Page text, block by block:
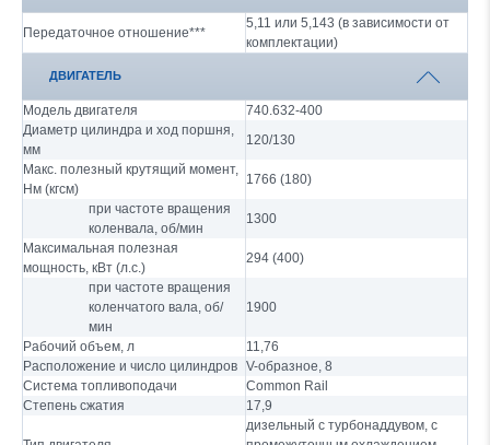
Передаточное отношение***
5,11 или 5,143 (в зависимости от
комплектации)
ДВИГАТЕЛЬ
Модель двигателя
740.632-400
Диаметр цилиндра и ход поршня,
мм
120/130
Макс. полезный крутящий момент,
Нм (кгсм)
1766 (180)
при частоте вращения
коленвала, об/мин
1300
Максимальная полезная
мощность, кВт (л.с.)
294 (400)
при частоте вращения
коленчатого вала, об/
мин
1900
Рабочий объем, л
11,76
Расположение и число цилиндров V-образное, 8
Система топливоподачи
Common Rail
Степень сжатия
17,9
дизельный с турбонаддувом, с